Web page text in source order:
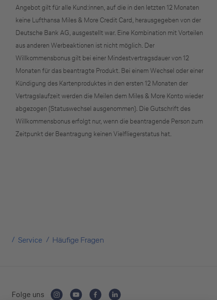
Angebot gilt für alle Kund:innen, auf die in den letzten 12 Monaten
keine Lufthansa Miles & More Credit Card, herausgegeben von der
Deutsche Bank AG, ausgestellt war. Eine Kombination mit Vorteilen
aus anderen Werbeaktionen ist nicht möglich. Der
Willkommensbonus gilt bei einer Mindestvertragsdauer von 12
Monaten für das beantragte Produkt. Bei einem Wechsel oder einer
Kündigung des Kartenproduktes in den ersten 12 Monaten der
Vertragslaufzeit werden die Meilen dem Miles & More Konto wieder
abgezogen (Statuswechsel ausgenommen). Die Gutschrift des
Willkommensbonus erfolgt nur, wenn die beantragende Person zum
Zeitpunkt der Beantragung keinen Vielfliegerstatus hat.
Service Häufige Fragen
Folge uns
Selbstständige
(z.B. Gewerbetreibender, Handwerker,
Freiberufler)
Unternehmen
(z.B. e.K., Personengesellschaft (inkl. GbR),
GmbH)